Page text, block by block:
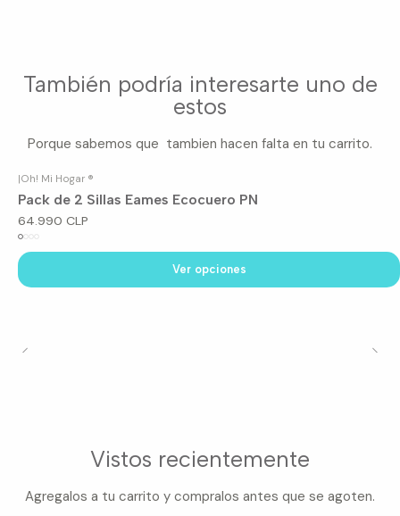
También podría interesarte uno de
estos
Porque sabemos que tambien hacen falta en tu carrito.
|Oh! Mi Hogar ®
Pack de 2 Sillas Eames Ecocuero PN
64.990 CLP
Ver opciones
Vistos recientemente
Agregalos a tu carrito y compralos antes que se agoten.